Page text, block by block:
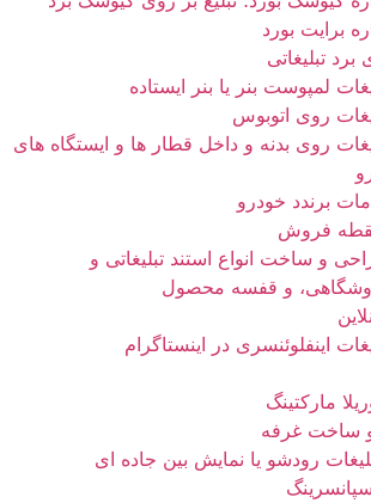
برایت بورد
برد تبلیغاتی
لمپوست بنر یا بنر ایستاده
روی اتوبوس
روی بدنه و داخل قطار ها و ایستگاه های
برندد خودرو
نقطه فروش
و ساخت انواع استند تبلیغاتی و
و قفسه محصول
اینفلوئنسری در اینستاگرام
مارکتینگ
ساخت غرفه
رودشو یا نمایش بین جاده ای